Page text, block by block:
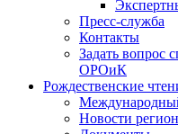
Пресс-служба
Контакты
Задать вопрос
ОРОиК
Рождественские
Новости